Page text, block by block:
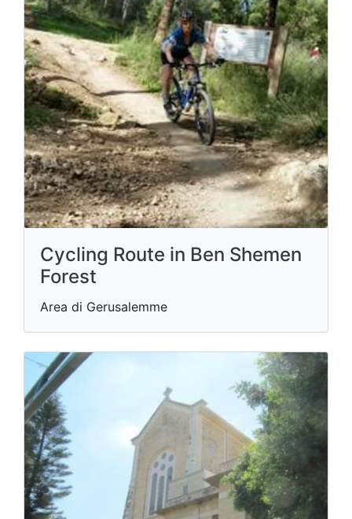
Cycling Route in Ben Shemen
Forest
Area di Gerusalemme